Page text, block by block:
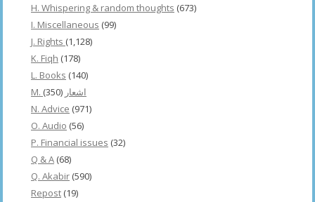
H. Whispering & random thoughts (673)
I. Miscellaneous (99)
J. Rights (1,128)
K. Fiqh (178)
L. Books (140)
M. اشعار (350)
N. Advice (971)
O. Audio (56)
P. Financial issues (32)
Q & A (68)
Q. Akabir (590)
Repost (19)